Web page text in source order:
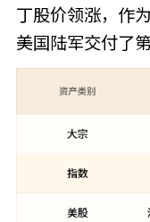
丁股价领涨，作
美国陆军交付了